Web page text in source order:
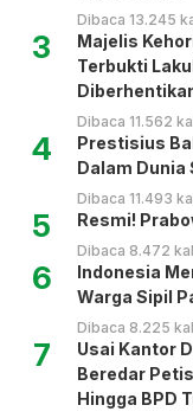
Dibaca 13.245
3
Majelis
Terbukti
Dibaca 11.562
4
Prestisius
Dalam Dunia
Dibaca 11.493
5 Resmi!
Dibaca 8.472
6
Indonesia
Warga Sipil
Dibaca 8.225
7
Usai Kantor
Beredar
Hingga BPD